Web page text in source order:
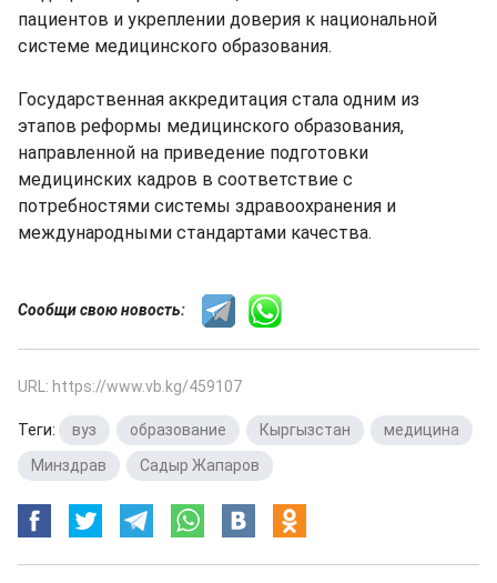
пациентов и укреплении доверия к национальной
системе медицинского образования.
Государственная аккредитация стала одним из
этапов реформы медицинского образования,
направленной на приведение подготовки
медицинских кадров в соответствие с
потребностями системы здравоохранения и
международными стандартами качества.
Сообщи свою новость:
URL: https://www.vb.kg/459107
Теги: вуз образование Кыргызстан медицина
Минздрав
Садыр Жапаров